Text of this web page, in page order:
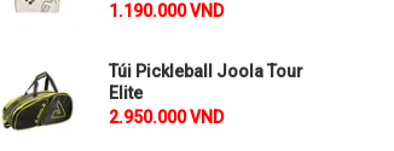
1.190.000 VND
Túi Pickleball Joola Tour
Elite
2.950.000 VND